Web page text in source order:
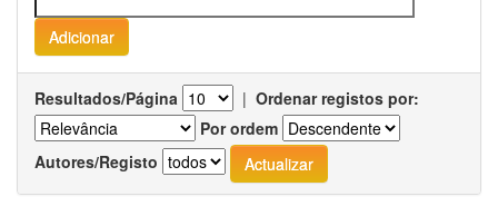
Resultados/Página | Ordenar registos por:
Por ordem
Autores/Registo